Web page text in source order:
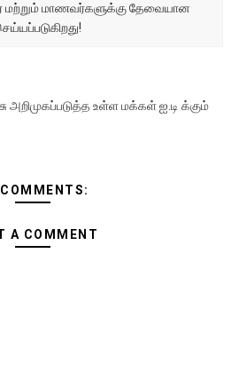
மற்றும் மாணவர்களுக்கு தேவையான
அறிமுகப்படுத்த உள்ள மக்கள் ஐ.டி க்கும்
COMMENTS:
A COMMENT